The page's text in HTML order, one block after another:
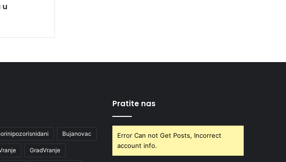
u
Bujanovac
GradVranje
Pratite nas
Error Can not Get Posts, Incorrect
account info.